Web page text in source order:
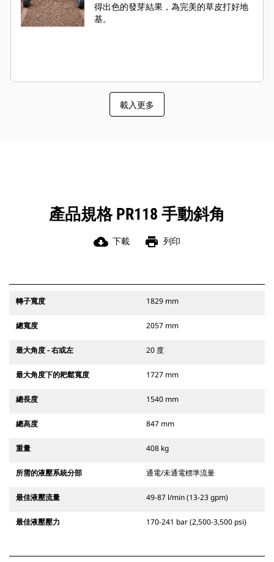
得出色的發芽結果，為完美的草皮打好地
基。
載入更多
產品規格 PR118 手動斜角
cloud_download 下載 print 列印
轉子寬度 1829 mm
總寬度 2057 mm
最大角度 - 右或左 20 度
最大角度下的耙鬆寬度 1727 mm
總長度 1540 mm
總高度 847 mm
重量 408 kg
所需的液壓系統分部 通電/未通電標準流量
最佳液壓流量 49-87 l/min (13-23 gpm)
最佳液壓壓力 170-241 bar (2,500-3,500 psi)